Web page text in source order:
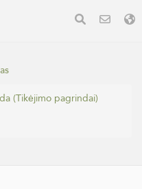
(Tikėjimo pagrindai)